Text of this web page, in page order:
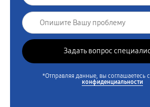
*Отправляя данные, вы соглашаетесь с
конфиденциальности